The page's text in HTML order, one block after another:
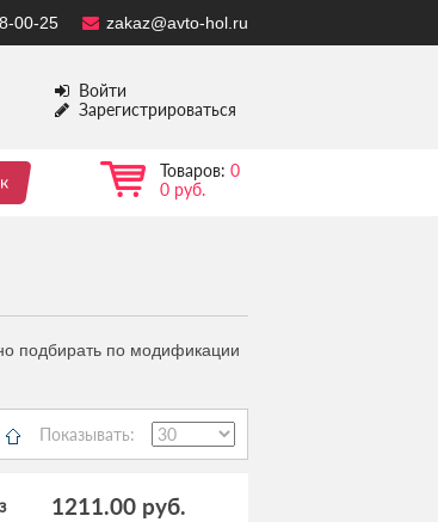
zakaz@avto-hol.ru
00-25
Войти
Зарегистрироваться
Товаров: 0
0 руб.
подбирать по модификации
Показывать:
1211.00 руб.